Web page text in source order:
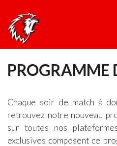
content
PROGRAMME
Chaque soir de match à
retrouvez notre nouveau
sur toutes nos
exclusives composent ce